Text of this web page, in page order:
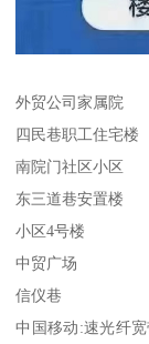
外贸公司家属院
四民巷职工住宅楼
南院门社区小区
东三道巷安置楼
小区4号楼
中贸广场
信仪巷
中国移动:速光纤